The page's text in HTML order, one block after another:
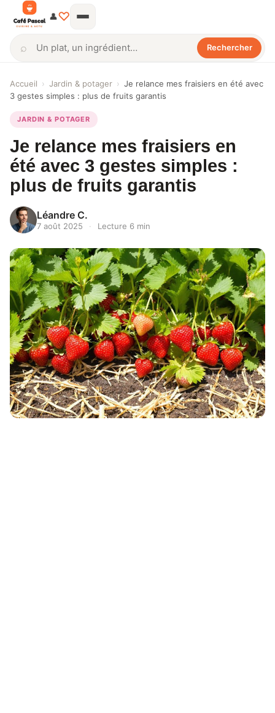
⌕
Rechercher
Rechercher
👤♡
Accueil › Jardin & potager › Je relance mes fraisiers en été avec
3 gestes simples : plus de fruits garantis
JARDIN & POTAGER
Je relance mes fraisiers en
été avec 3 gestes simples :
plus de fruits garantis
Léandre C.
7 août 2025 · Lecture 6 min